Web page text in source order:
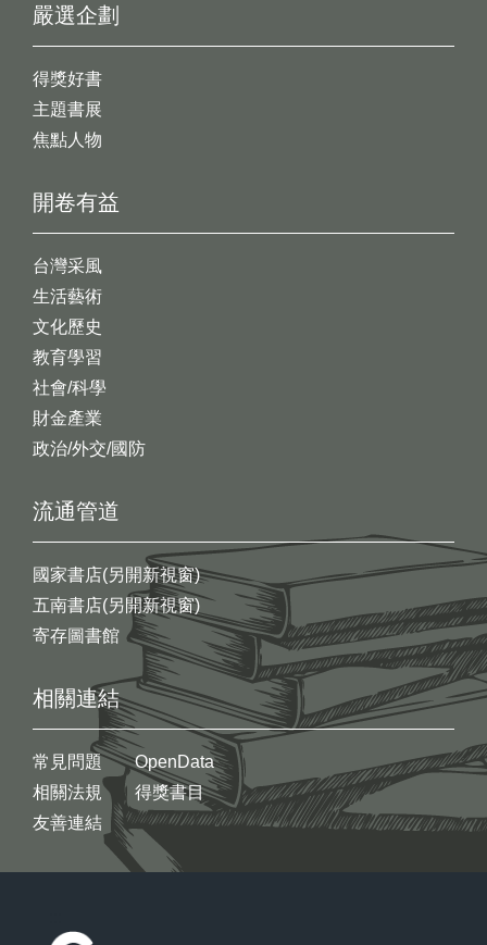
開卷有益
台灣采風
生活藝術
文化歷史
教育學習
社會/科學
財金產業
政治/外交/國防
嚴選企劃
得獎好書
主題書展
焦點人物
流通管道
國家書店(另開新視窗)
五南書店(另開新視窗)
寄存圖書館
相關連結
常見問題
相關法規
友善連結
OpenData
得獎書目